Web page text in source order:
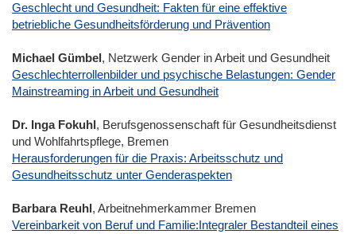
Geschlecht und Gesundheit: Fakten für eine effektive
betriebliche Gesundheitsförderung und Prävention
Michael Gümbel, Netzwerk Gender in Arbeit und Gesundheit
Geschlechterrollenbilder und psychische Belastungen: Gender
Mainstreaming in Arbeit und Gesundheit
Dr. Inga Fokuhl, Berufsgenossenschaft für Gesundheitsdienst
und Wohlfahrtspflege, Bremen
Herausforderungen für die Praxis: Arbeitsschutz und
Gesundheitsschutz unter Genderaspekten
Barbara Reuhl, Arbeitnehmerkammer Bremen
Vereinbarkeit von Beruf und Familie:Integraler Bestandteil eines